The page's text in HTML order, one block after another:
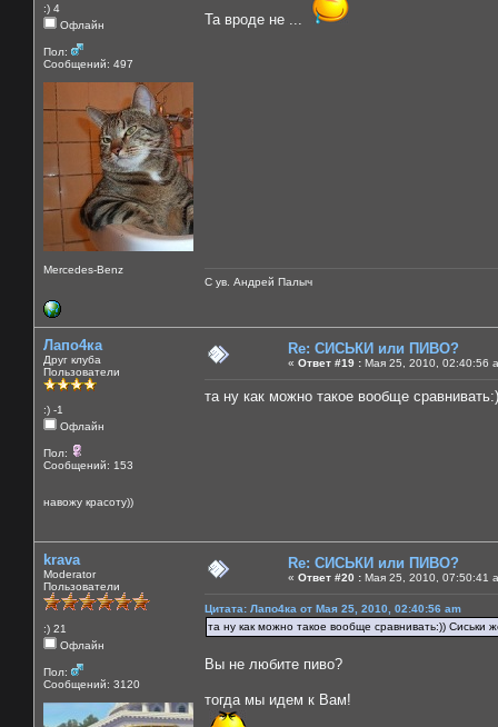
:) 4
Офлайн
Пол:
Сообщений: 497
Mercedes-Benz
Та вроде не ...
С ув. Андрей Палыч
Лапо4ка
Друг клуба
Пользователи
:) -1
Офлайн
Пол:
Сообщений: 153
навожу красоту))
Re: СИСЬКИ или ПИВО?
« Ответ #19 : Мая 25, 2010, 02:40:56
та ну как можно такое вообще
krava
Moderator
Пользователи
:) 21
Офлайн
Пол:
Сообщений: 3120
Re: СИСЬКИ или ПИВО?
« Ответ #20 : Мая 25, 2010, 07:50:41
Цитата: Лапо4ка от Мая 25, 2010, 02:40:56 am
та ну как можно такое вообще сравнивать:)) Сиськи
Вы не любите пиво?
тогда мы идем к Вам!